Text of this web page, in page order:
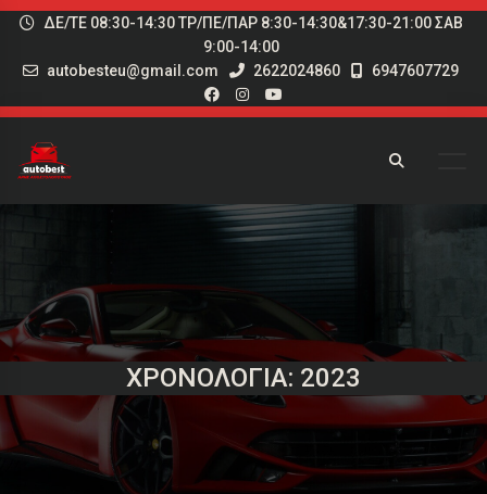
ΔΕ/ΤΕ 08:30-14:30 ΤΡ/ΠΕ/ΠΑΡ 8:30-14:30&17:30-21:00 ΣΑΒ
9:00-14:00
autobesteu@gmail.com
2622024860 6947607729
ΧΡΟΝΟΛΟΓΊΑ: 2023